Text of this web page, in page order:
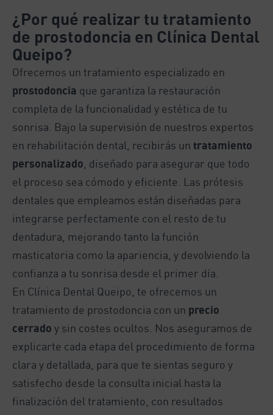
¿Por qué realizar tu tratamiento
de prostodoncia en Clínica Dental
Queipo?
Ofrecemos un tratamiento especializado en
prostodoncia que garantiza la restauración
completa de la funcionalidad y estética de tu
sonrisa. Bajo la supervisión de nuestros expertos
en rehabilitación dental, recibirás un tratamiento
personalizado , diseñado para asegurar que todo
el proceso sea cómodo y eficiente. Las prótesis
dentales que empleamos están diseñadas para
integrarse perfectamente con el resto de tu
dentadura, mejorando tanto la función
masticatoria como la apariencia, y devolviendo la
confianza a tu sonrisa desde el primer día.
En Clínica Dental Queipo, te ofrecemos un
tratamiento de prostodoncia con un precio
cerrado y sin costes ocultos. Nos aseguramos de
explicarte cada etapa del procedimiento de forma
clara y detallada, para que te sientas seguro y
satisfecho desde la consulta inicial hasta la
finalización del tratamiento, con resultados